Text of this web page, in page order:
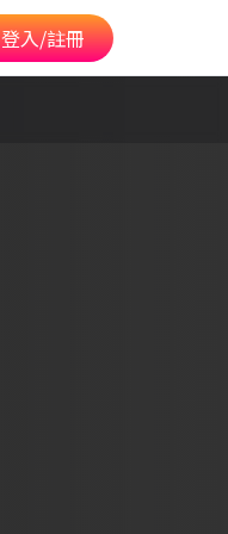
登入/註冊